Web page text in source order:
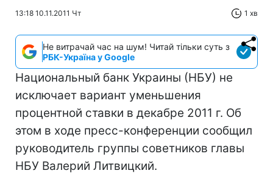
13:18 10.11.2011 Чт 1 хв
Не витрачай час на шум! Читай тільки суть з
РБК-Україна у Google
Национальный банк Украины (НБУ) не
исключает вариант уменьшения
процентной ставки в декабре 2011 г. Об
этом в ходе пресс-конференции сообщил
руководитель группы советников главы
НБУ Валерий Литвицкий.